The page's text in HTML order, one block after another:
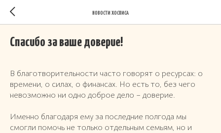
НОВОСТИ ХОСПИСА
Спасибо за ваше доверие!
В благотворительности часто говорят о ресурсах: о
времени, о силах, о финансах. Но есть то, без чего
невозможно ни одно доброе дело – доверие.
Именно благодаря ему за последние полгода мы
смогли помочь не только отдельным семьям, но и